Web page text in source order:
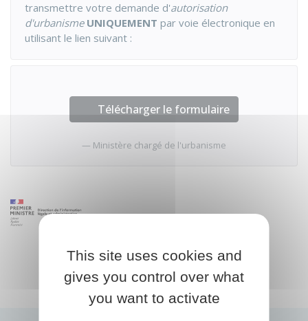
transmettre votre demande d'autorisation
d'urbanisme UNIQUEMENT par voie électronique en
utilisant le lien suivant :
Télécharger le formulaire
Ministère chargé de l'urbanisme
This site uses cookies and
gives you control over what
you want to activate